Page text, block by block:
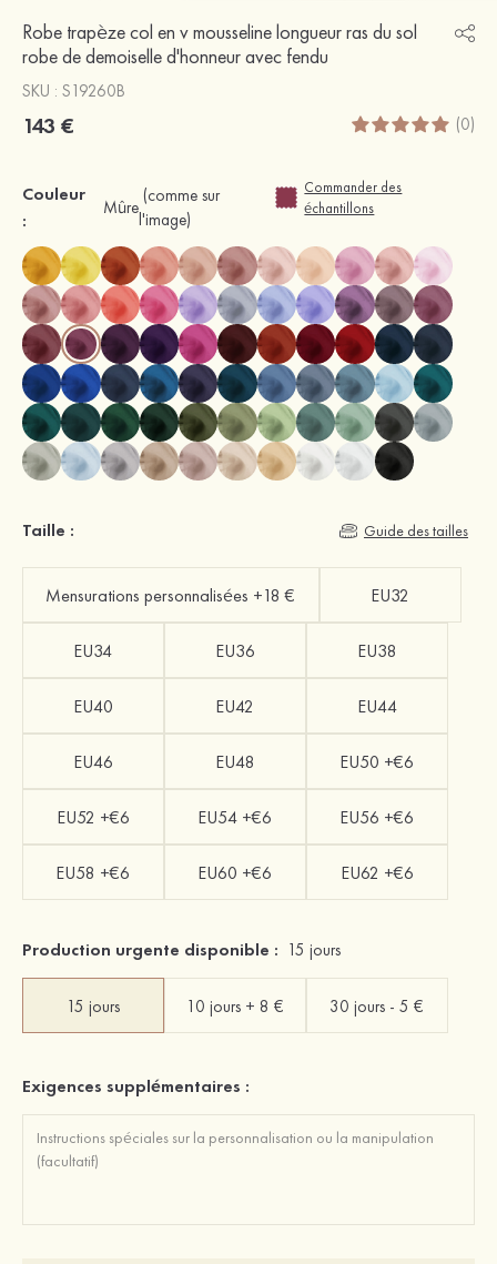
Robe trapèze col en v mousseline longueur ras du sol
robe de demoiselle d'honneur avec fendu
SKU : S19260B
143 € (0)
Couleur
:
Mûre
(comme sur
l'image)
Commander des
échantillons
Taille : Guide des tailles
Mensurations personnalisées +18 € EU32
EU34 EU36 EU38
EU40 EU42 EU44
EU46 EU48 EU50 +€6
EU52 +€6 EU54 +€6 EU56 +€6
EU58 +€6 EU60 +€6 EU62 +€6
Production urgente disponible : 15 jours
15 jours 10 jours + 8 € 30 jours - 5 €
Exigences supplémentaires :